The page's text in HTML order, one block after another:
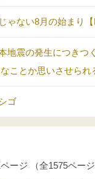
ゃない8月の始まり【
地震の発生につきつ
ことか思いさせられ
ゴ
ージ （全1575ページ